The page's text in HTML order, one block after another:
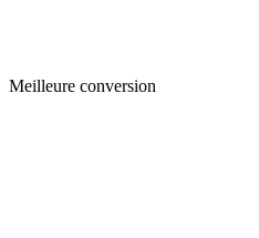
Meilleure conversion